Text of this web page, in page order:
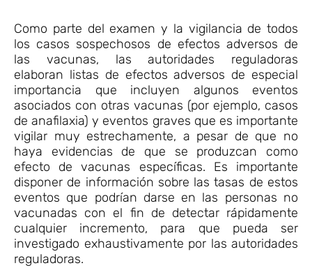
Como parte del examen y la vigilancia de todos
los casos sospechosos de efectos adversos de
las vacunas, las autoridades reguladoras
elaboran listas de efectos adversos de especial
importancia que incluyen algunos eventos
asociados con otras vacunas (por ejemplo, casos
de anafilaxia) y eventos graves que es importante
vigilar muy estrechamente, a pesar de que no
haya evidencias de que se produzcan como
efecto de vacunas específicas. Es importante
disponer de información sobre las tasas de estos
eventos que podrían darse en las personas no
vacunadas con el fin de detectar rápidamente
cualquier incremento, para que pueda ser
investigado exhaustivamente por las autoridades
reguladoras.